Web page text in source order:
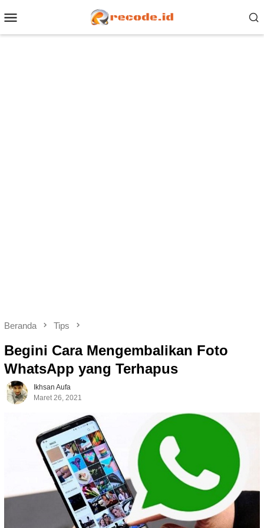
ke
kontenMobile
Beranda Tips
Begini Cara Mengembalikan Foto
WhatsApp yang Terhapus
Ikhsan Aufa
Maret 26, 2021